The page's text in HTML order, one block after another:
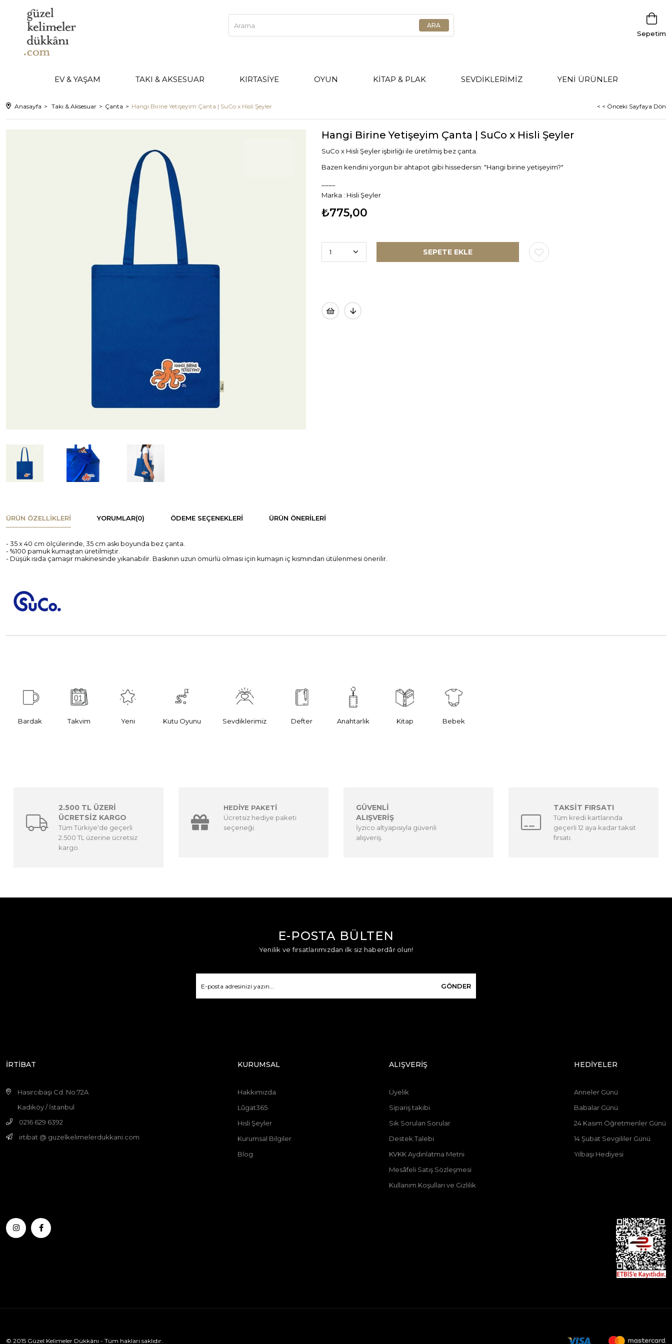
Sepetim
EV & YAŞAM TAKI & AKSESUAR KIRTASİYE OYUN KİTAP & PLAK SEVDİKLERİMİZ YENİ ÜRÜNLER
Anasayfa Takı & Aksesuar Çanta Hangi Birine Yetişeyim Çanta | SuCo x Hisli Şeyler < < Önceki Sayfaya Dön
Hangi Birine Yetişeyim Çanta | SuCo x Hisli Şeyler
SuCo x Hisli Şeyler işbirliği ile üretilmiş bez çanta.
Bazen kendini yorgun bir ahtapot gibi hissedersin: "Hangi birine yetişeyim?"
Marka : Hisli Şeyler
₺775,00
ÜRÜN ÖZELLIKLERI YORUMLAR(0) ÖDEME SEÇENEKLERI ÜRÜN ÖNERILERI
- 35 x 40 cm ölçülerinde, 35 cm askı boyunda bez çanta.
- %100 pamuk kumaştan üretilmiştir.
- Düşük ısıda çamaşır makinesinde yıkanabilir. Baskının uzun ömürlü olması için kumaşın iç kısmından ütülenmesi önerilir.
Bardak Takvim Yeni Kutu Oyunu Sevdiklerimiz Defter Anahtarlık Kitap Bebek
2.500 TL ÜZERİ
ÜCRETSİZ KARGO
Tüm Türkiye'de geçerli
2.500 TL üzerine ücretsiz
kargo.
HEDİYE PAKETİ
Ücretsiz hediye paketi
seçeneği.
GÜVENLİ
ALIŞVERİŞ
İyzico altyapısıyla güvenli
alışveriş.
TAKSİT FIRSATI
Tüm kredi kartlarında
geçerli 12 aya kadar taksit
fırsatı.
E-POSTA BÜLTEN
Yenilik ve fırsatlarımızdan ilk siz haberdâr olun!
GÖNDER
İRTİBAT
Hasırcıbaşı Cd. No:72A
Kadıköy / İstanbul
0216 629 6392
irtibat @ guzelkelimelerdukkani.com
KURUMSAL
Hakkımızda
Lûgat365
Hisli Şeyler
Kurumsal Bilgiler
Blog
ALIŞVERİŞ
Üyelik
Sipariş takibi
Sık Sorulan Sorular
Destek Talebi
KVKK Aydınlatma Metni
Mesâfeli Satış Sözleşmesi
Kullanım Koşulları ve Gizlilik
HEDİYELER
Anneler Günü
Babalar Günü
24 Kasım Öğretmenler Günü
14 Şubat Sevgililer Günü
Yılbaşı Hediyesi
© 2015 Güzel Kelimeler Dükkânı - Tüm hakları saklıdır.